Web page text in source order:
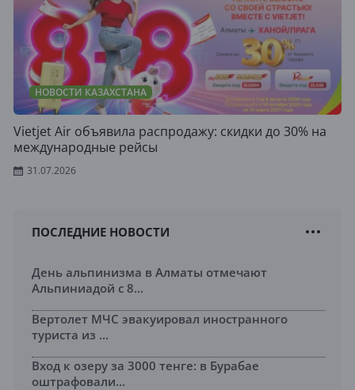
НОВОСТИ КАЗАХСТАНА
Vietjet Air объявила распродажу: скидки до 30% на
международные рейсы
31.07.2026
ПОСЛЕДНИЕ НОВОСТИ
День альпинизма в Алматы отмечают
Альпиниадой с 8...
Вертолет МЧС эвакуировал иностранного
туриста из ...
Вход к озеру за 3000 тенге: в Бурабае
оштрафовали...